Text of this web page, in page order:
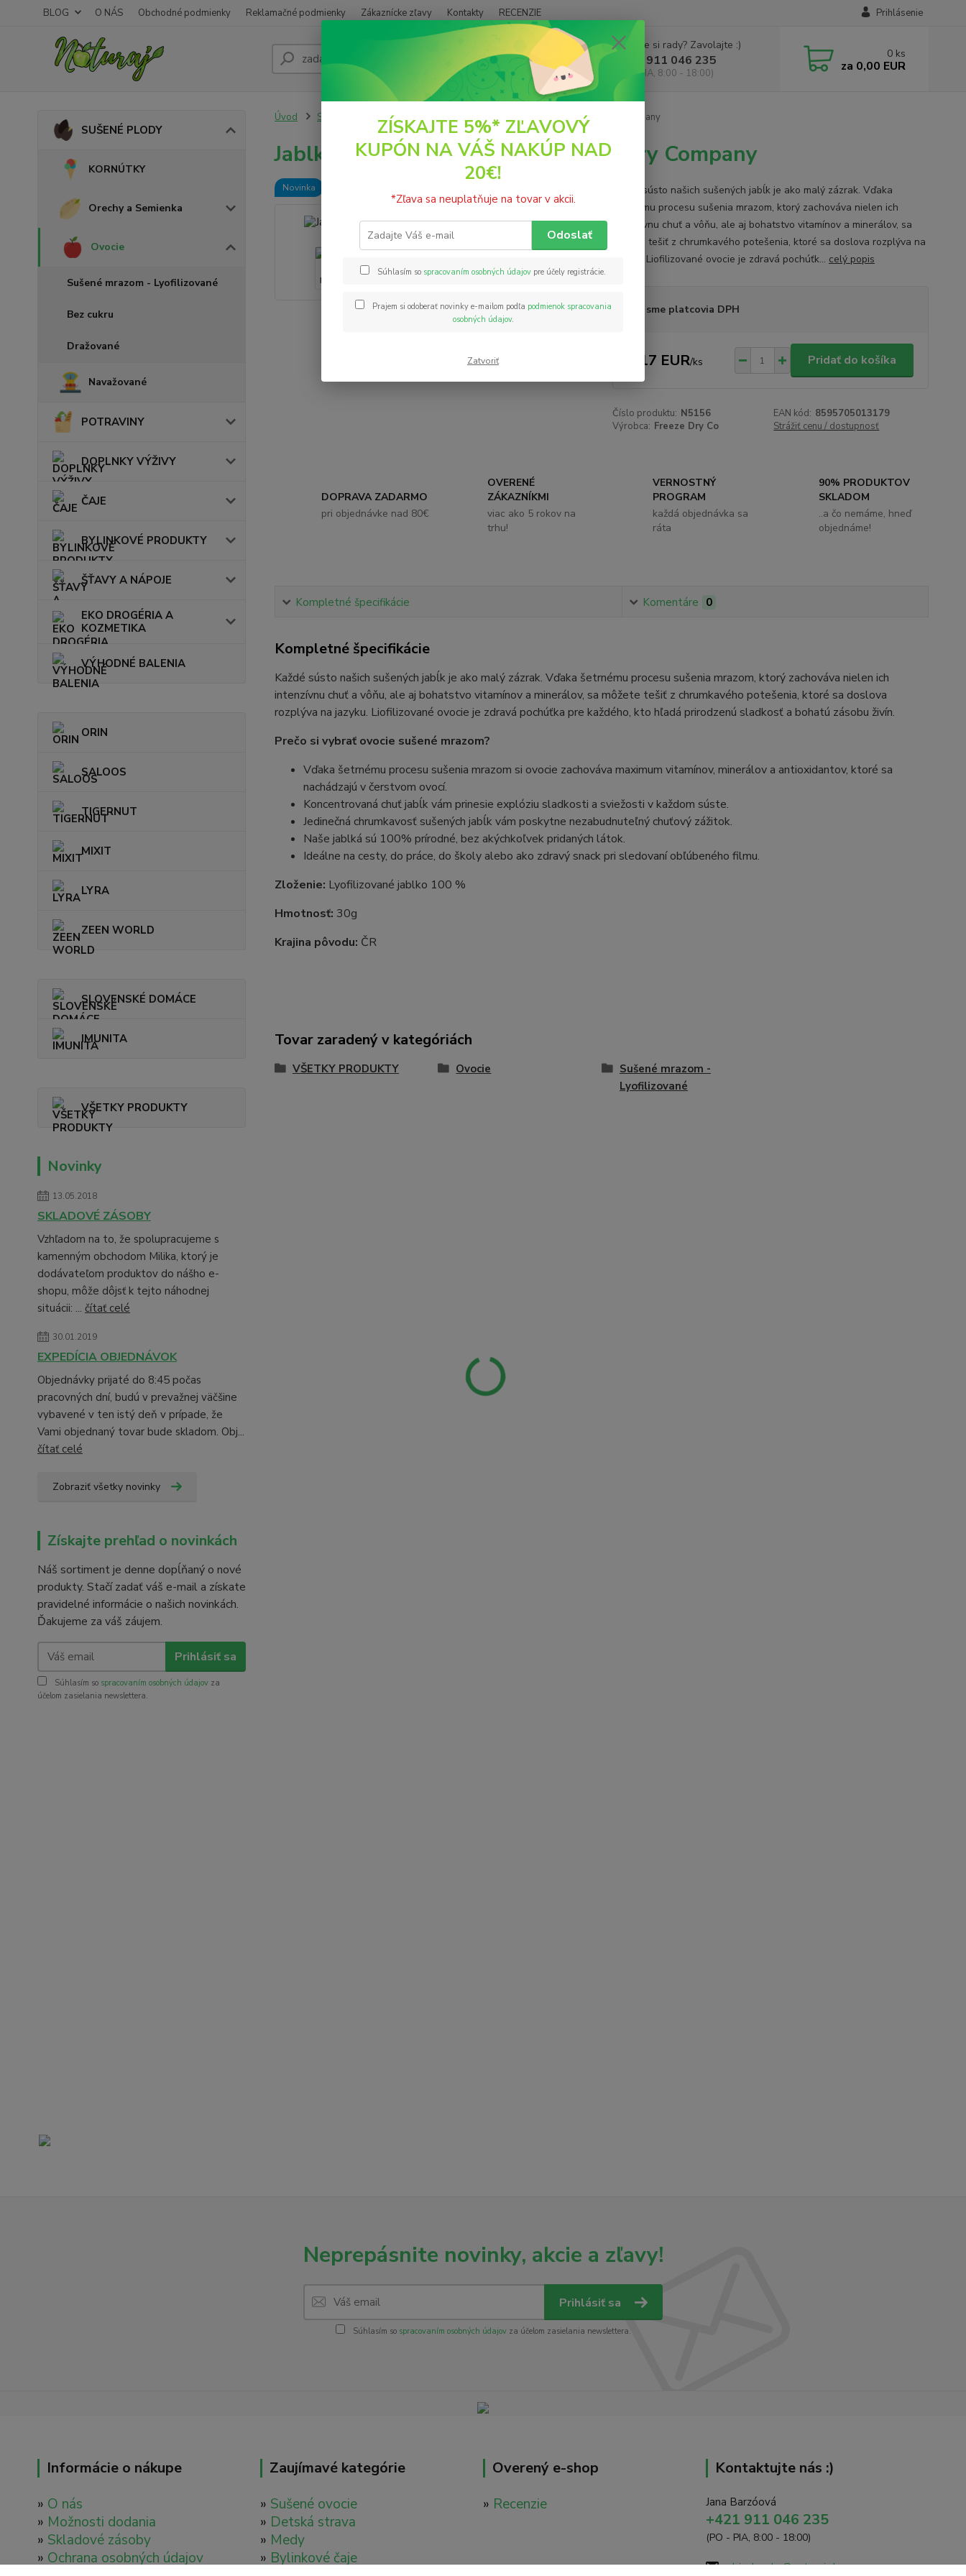
BLOG O NÁS Obchodné podmienky Reklamačné podmienky Zákaznícke zľavy Kontakty RECENZIE Prihlásenie
Hľadať
Neviete si rady? Zavolajte :)
+421 911 046 235
(PO - PIA, 8:00 - 18:00)
0 ks
za 0,00 EUR
SUŠENÉ PLODY
KORNÚTKY
Orechy a Semienka
Ovocie
Sušené mrazom - Lyofilizované
Bez cukru
Dražované
Navažované
POTRAVINY
DOPLNKY VÝŽIVY
ČAJE
BYLINKOVÉ PRODUKTY
ŠŤAVY A NÁPOJE
EKO DROGÉRIA A
KOZMETIKA
VÝHODNÉ BALENIA
ORIN
SALOOS
TIGERNUT
MIXIT
LYRA
ZEEN WORLD
SLOVENSKÉ DOMÁCE
IMUNITA
VŠETKY PRODUKTY
Novinky
13.05.2018
SKLADOVÉ ZÁSOBY
Vzhľadom na to, že spolupracujeme s
kamenným obchodom Milika, ktorý je
dodávateľom produktov do nášho e-
shopu, môže dôjsť k tejto náhodnej
situácii: ... čítať celé
30.01.2019
EXPEDÍCIA OBJEDNÁVOK
Objednávky prijaté do 8:45 počas
pracovných dní, budú v prevažnej väčšine
vybavené v ten istý deň v prípade, že
Vami objednaný tovar bude skladom. Obj...
čítať celé
Zobraziť všetky novinky
Získajte prehľad o novinkách
Náš sortiment je denne dopĺňaný o nové
produkty. Stačí zadať váš e-mail a získate
pravidelné informácie o našich novinkách.
Ďakujeme za váš záujem.
Prihlásiť sa
Súhlasím so spracovaním osobných údajov za
účelom zasielania newslettera.
Úvod SUŠENÉ PLODY Ovocie Jablko sušené mrazom 30g Freeze Dry Company
Jablko sušené mrazom 30g Freeze Dry Company
Novinka
Každé sústo našich sušených jabĺk je ako malý zázrak. Vďaka
šetrnému procesu sušenia mrazom, ktorý zachováva nielen ich
intenzívnu chuť a vôňu, ale aj bohatstvo vitamínov a minerálov, sa
môžete tešiť z chrumkavého potešenia, ktoré sa doslova rozplýva na
jazyku. Liofilizované ovocie je zdravá pochúťk... celý popis
Nie sme platcovia DPH
4,17 EUR/ks Pridať do košíka
Číslo produktu: N5156 EAN kód: 8595705013179
Výrobca: Freeze Dry Co Strážiť cenu / dostupnosť
DOPRAVA ZADARMO
pri objednávke nad 80€
OVERENÉ
ZÁKAZNÍKMI
viac ako 5 rokov na
trhu!
VERNOSTNÝ
PROGRAM
každá objednávka sa
ráta
90% PRODUKTOV
SKLADOM
..a čo nemáme, hneď
objednáme!
Kompletné špecifikácie Komentáre 0
Kompletné špecifikácie
Každé sústo našich sušených jabĺk je ako malý zázrak. Vďaka šetrnému procesu sušenia mrazom, ktorý zachováva nielen ich
intenzívnu chuť a vôňu, ale aj bohatstvo vitamínov a minerálov, sa môžete tešiť z chrumkavého potešenia, ktoré sa doslova
rozplýva na jazyku. Liofilizované ovocie je zdravá pochúťka pre každého, kto hľadá prirodzenú sladkosť a bohatú zásobu živín.
Prečo si vybrať ovocie sušené mrazom?
Vďaka šetrnému procesu sušenia mrazom si ovocie zachováva maximum vitamínov, minerálov a antioxidantov, ktoré sa
nachádzajú v čerstvom ovocí.
Koncentrovaná chuť jabĺk vám prinesie explóziu sladkosti a sviežosti v každom súste.
Jedinečná chrumkavosť sušených jabĺk vám poskytne nezabudnuteľný chuťový zážitok.
Naše jablká sú 100% prírodné, bez akýchkoľvek pridaných látok.
Ideálne na cesty, do práce, do školy alebo ako zdravý snack pri sledovaní obľúbeného filmu.
Zloženie: Lyofilizované jablko 100 %
Hmotnosť: 30g
Krajina pôvodu: ČR
Tovar zaradený v kategóriách
VŠETKY PRODUKTY Ovocie
Sušené mrazom -
Lyofilizované
Neprepásnite novinky, akcie a zľavy!
Prihlásiť sa
Súhlasím so spracovaním osobných údajovza účelom zasielania newslettera.
Informácie o nákupe
» O nás
» Možnosti dodania
» Skladové zásoby
» Ochrana osobných údajov
Zaujímavé kategórie
» Sušené ovocie
» Detská strava
» Medy
» Bylinkové čaje
Overený e-shop
» Recenzie
Kontaktujte nás :)
Jana Barzóová
+421 911 046 235
(PO - PIA, 8:00 - 18:00)
objednavky@naturaj.sk
ZÍSKAJTE 5%* ZĽAVOVÝ
KUPÓN NA VÁŠ NAKÚP NAD
20€!
*Zľava sa neuplatňuje na tovar v akcii.
Odoslať
Súhlasím so spracovaním osobných údajov pre účely registrácie.
Prajem si odoberať novinky e-mailom podľa podmienok spracovania
osobných údajov.
Zatvoriť